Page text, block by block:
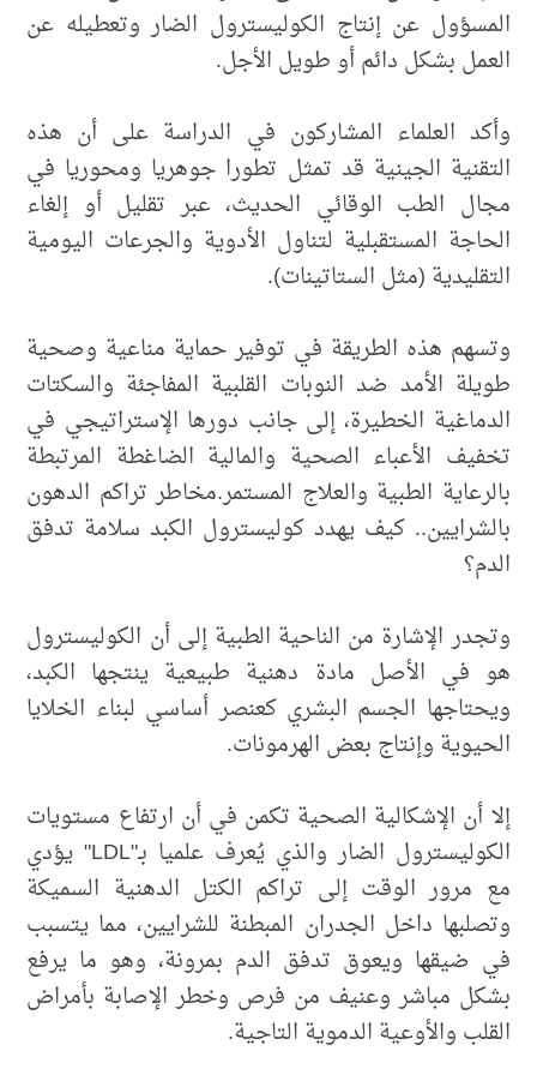
المسؤول عن إنتاج الكوليسترول الضار وتعطيله عن
العمل بشكل دائم أو طويل الأجل.
وأكد العلماء المشاركون في الدراسة على أن هذه
التقنية الجينية قد تمثل تطورا جوهريا ومحوريا في
مجال الطب الوقائي الحديث، عبر تقليل أو إلغاء
الحاجة المستقبلية لتناول الأدوية والجرعات اليومية
التقليدية (مثل الستاتينات).
وتسهم هذه الطريقة في توفير حماية مناعية وصحية
طويلة الأمد ضد النوبات القلبية المفاجئة والسكتات
الدماغية الخطيرة، إلى جانب دورها الإستراتيجي في
تخفيف الأعباء الصحية والمالية الضاغطة المرتبطة
بالرعاية الطبية والعلاج المستمر.مخاطر تراكم الدهون
بالشرايين.. كيف يهدد كوليسترول الكبد سلامة تدفق
الدم؟
وتجدر الإشارة من الناحية الطبية إلى أن الكوليسترول
هو في الأصل مادة دهنية طبيعية ينتجها الكبد،
ويحتاجها الجسم البشري كعنصر أساسي لبناء الخلايا
الحيوية وإنتاج بعض الهرمونات.
إلا أن الإشكالية الصحية تكمن في أن ارتفاع مستويات
الكوليسترول الضار والذي يُعرف علميا بـ"LDL" يؤدي
مع مرور الوقت إلى تراكم الكتل الدهنية السميكة
وتصلبها داخل الجدران المبطنة للشرايين، مما يتسبب
في ضيقها ويعوق تدفق الدم بمرونة، وهو ما يرفع
بشكل مباشر وعنيف من فرص وخطر الإصابة بأمراض
القلب والأوعية الدموية التاجية.